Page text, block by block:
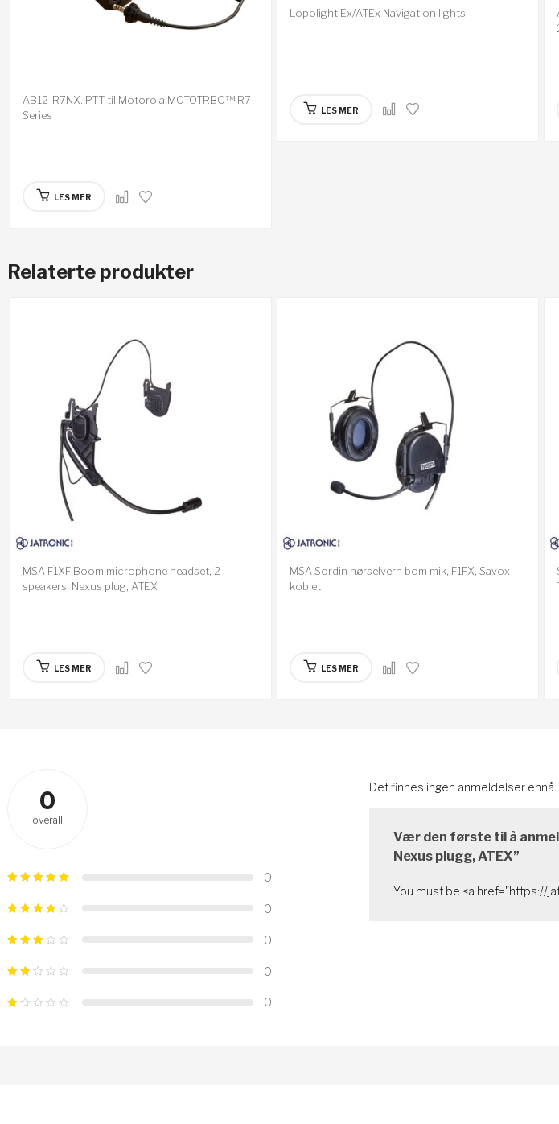
AB12-R7NX. PTT til Motorola MOTOTRBO™ R7
Series
LES MER
Lopolight Ex/ATEx Navigation lights
LES MER
Relaterte produkter
MSA F1XF Boom microphone headset, 2
speakers, Nexus plug, ATEX
LES MER
MSA Sordin hørselvern bom mik, F1FX, Savox
koblet
LES MER
0
overall
0
0
0
0
0
Det finnes ingen anmeldelser ennå.
Vær den første til å
Nexus plugg, ATEX”
You must be <a href="https://